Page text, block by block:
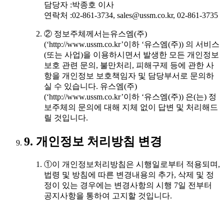
담당자 :박종호 이사
연락처 :02-861-3734, sales@ussm.co.kr, 02-861-3735
② 정보주체께서는유스엠(주)
(‘http://www.ussm.co.kr’이하 ‘유스엠(주)) 의 서비스
(또는 사업)을 이용하시면서 발생한 모든 개인정보
보호 관련 문의, 불만처리, 피해구제 등에 관한 사
항을 개인정보 보호책임자 및 담당부서로 문의하
실 수 있습니다. 유스엠(주)
(‘http://www.ussm.co.kr’이하 ‘유스엠(주)) 은(는) 정
보주체의 문의에 대해 지체 없이 답변 및 처리해드
릴 것입니다.
9. 개인정보 처리방침 변경
①이 개인정보처리방침은 시행일로부터 적용되며,
법령 및 방침에 따른 변경내용의 추가, 삭제 및 정
정이 있는 경우에는 변경사항의 시행 7일 전부터
공지사항을 통하여 고지할 것입니다.